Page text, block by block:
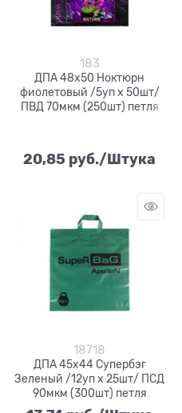
183
ДПА 48х50 Ноктюрн
фиолетовый /5уп х 50шт/
ПВД 70мкм (250шт) петля
20,85 руб./Штука
18718
ДПА 45х44 Супербэг
Зеленый /12уп х 25шт/ ПСД
90мкм (300шт) петля